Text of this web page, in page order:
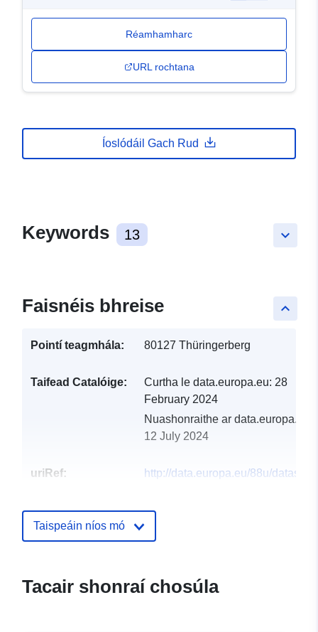
Réamhamharc
URL rochtana
Íoslódáil Gach Rud
keyboard_arrow_down
Keywords 13
keyboard_arrow_up
Faisnéis bhreise
Pointí teagmhála: 80127 Thüringerberg
Taifead Catalóige: Curtha le data.europa.eu: 28
February 2024
Nuashonraithe ar data.europa.eu:
12 July 2024
uriRef:
http://data.europa.eu/88u/
Taispeáin níos mó
Tacair shonraí chosúla